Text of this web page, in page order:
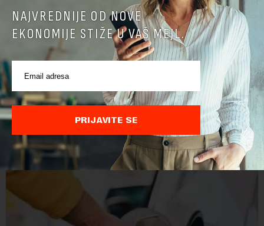
POVEZANI SADRŽAJI
NAJVREDNIJE OD NOVE
EKONOMIJE STIŽE U VAŠ MEJL.
PRIJAVITE SE